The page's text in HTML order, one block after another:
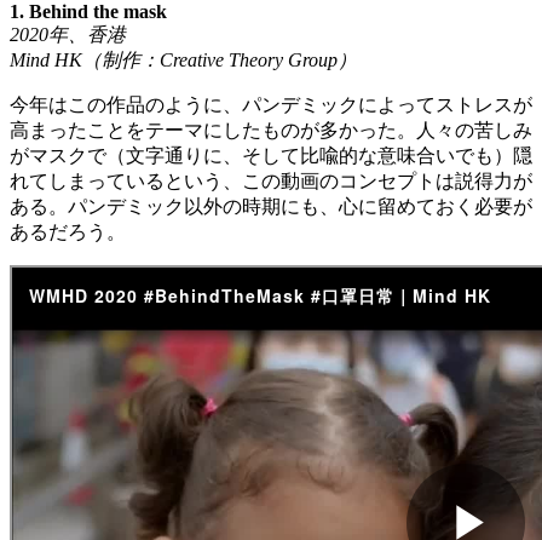
1. Behind the mask
2020年、香港
Mind HK（制作： Creative Theory Group ）
今年はこの作品のように、パンデミックによってストレスが
高まったことをテーマにしたものが多かった。人々の苦しみ
がマスクで（文字通りに、そして比喩的な意味合いでも）隠
れてしまっているという、この動画のコンセプトは説得力が
ある。パンデミック以外の時期にも、心に留めておく必要が
あるだろう。